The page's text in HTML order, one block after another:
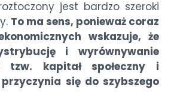
jest bardzo szeroki
To ma sens, ponieważ coraz
wskazuje, że
i wyrównywanie
tzw. kapitał społeczny i
przyczynia się do szybszego